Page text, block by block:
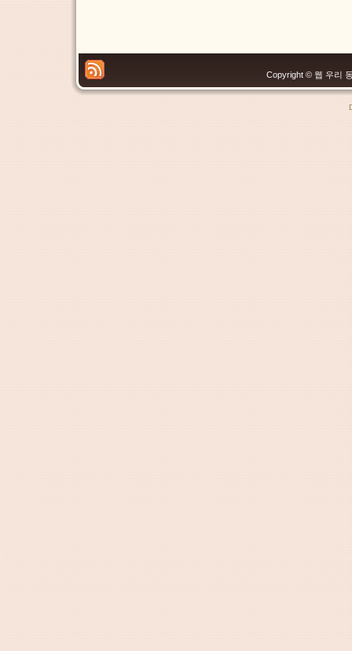
Copyright © 웹 우리